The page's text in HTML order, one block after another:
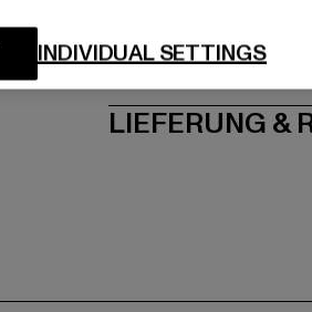
LIEFERUNG &
INDIVIDUAL SETTINGS